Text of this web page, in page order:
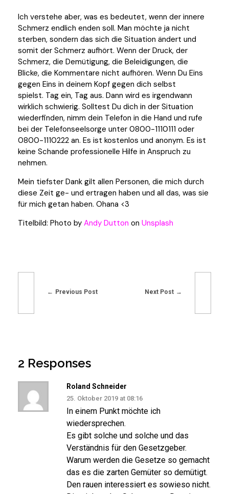
Ich verstehe aber, was es bedeutet, wenn der innere
Schmerz endlich enden soll. Man möchte ja nicht
sterben, sondern das sich die Situation ändert und
somit der Schmerz aufhört. Wenn der Druck, der
Schmerz, die Demütigung, die Beleidigungen, die
Blicke, die Kommentare nicht aufhören. Wenn Du Eins
gegen Eins in deinem Kopf gegen dich selbst
spielst. Tag ein, Tag aus. Dann wird es irgendwann
wirklich schwierig. Solltest Du dich in der Situation
wiederfinden, nimm dein Telefon in die Hand und rufe
bei der Telefonseelsorge unter 0800-1110111 oder
0800-1110222 an. Es ist kostenlos und anonym. Es ist
keine Schande professionelle Hilfe in Anspruch zu
nehmen.
Mein tiefster Dank gilt allen Personen, die mich durch
diese Zeit ge- und ertragen haben und all das, was sie
für mich getan haben. Ohana <3
Titelbild: Photo by Andy Dutton on Unsplash
Previous Post Next Post
2 Responses
Roland Schneider
25. Oktober 2019 at 08:16
In einem Punkt möchte ich
wiedersprechen.
Es gibt solche und solche und das
Verständnis für den Gesetzgeber.
Warum werden die Gesetze so gemacht
das es die zarten Gemüter so demütigt.
Den rauen interessiert es sowieso nicht.